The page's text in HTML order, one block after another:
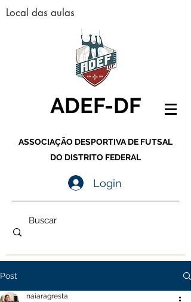
Local das aulas
ADEF-DF
ASSOCIAÇÃO DESPORTIVA DE FUTSAL
DO DISTRITO FEDERAL
Login
Post
naiaragresta